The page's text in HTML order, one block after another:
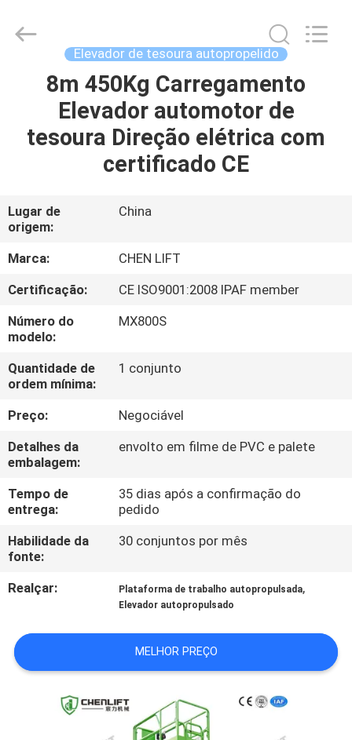
PARA
PRODUTOS
SOBRE
NÓS
VISITA
À
FÁBRICA
CONTROLE
DE
QUALIDADE
CONTACTE-
NOS
ORÇAMENTO
MAPA
MACHINERY
Elevador de tesoura autopropelido
8m 450Kg Carregamento
Elevador automotor de
tesoura Direção elétrica com
certificado CE
Lugar de
origem:
China
Marca:
CHEN LIFT
Certificação:
CE ISO9001:2008 IPAF member
Número do
modelo:
MX800S
Quantidade de
ordem mínima:
1 conjunto
Preço:
Negociável
Detalhes da
embalagem:
envolto em filme de PVC e palete
Tempo de
entrega:
35 dias após a confirmação do
pedido
Habilidade da
fonte:
30 conjuntos por mês
Realçar: Plataforma de trabalho autopropulsada,
Elevador autopropulsado
MELHOR PREÇO